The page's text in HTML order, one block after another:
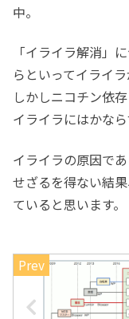
中。
「イライラ解消」
らといってイライ
しかしニコチン依
イライラにはかなら
イライラの原因で
せざるを得ない結
ていると思います。